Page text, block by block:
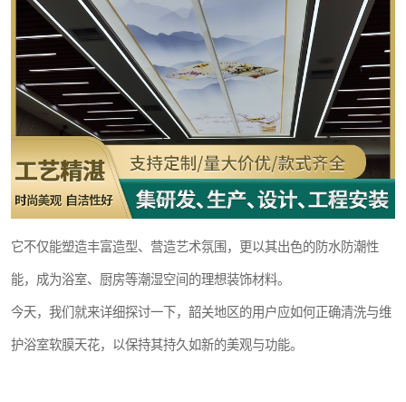
它不仅能塑造丰富造型、营造艺术氛围，更以其出色的防水防潮性
能，成为浴室、厨房等潮湿空间的理想装饰材料。
今天，我们就来详细探讨一下，韶关地区的用户应如何正确清洗与维
护浴室软膜天花，以保持其持久如新的美观与功能。